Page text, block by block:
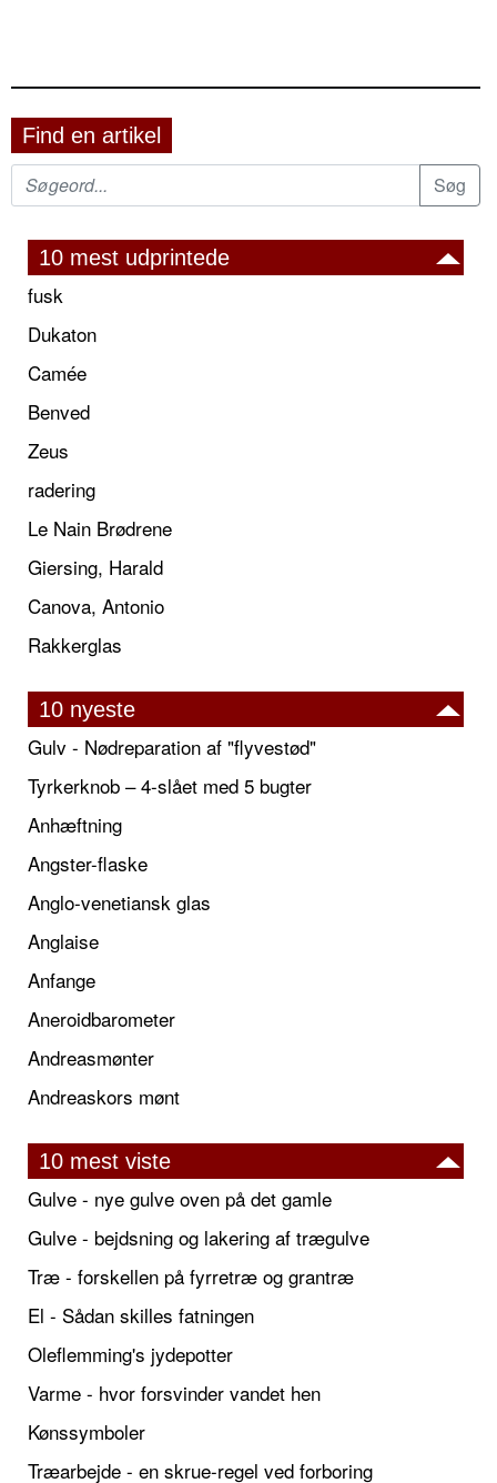
Find en artikel
10 mest udprintede
fusk
Dukaton
Camée
Benved
Zeus
radering
Le Nain Brødrene
Giersing, Harald
Canova, Antonio
Rakkerglas
10 nyeste
Gulv - Nødreparation af "flyvestød"
Tyrkerknob – 4-slået med 5 bugter
Anhæftning
Angster-flaske
Anglo-venetiansk glas
Anglaise
Anfange
Aneroidbarometer
Andreasmønter
Andreaskors mønt
10 mest viste
Gulve - nye gulve oven på det gamle
Gulve - bejdsning og lakering af trægulve
Træ - forskellen på fyrretræ og grantræ
El - Sådan skilles fatningen
Oleflemming's jydepotter
Varme - hvor forsvinder vandet hen
Kønssymboler
Træarbejde - en skrue-regel ved forboring